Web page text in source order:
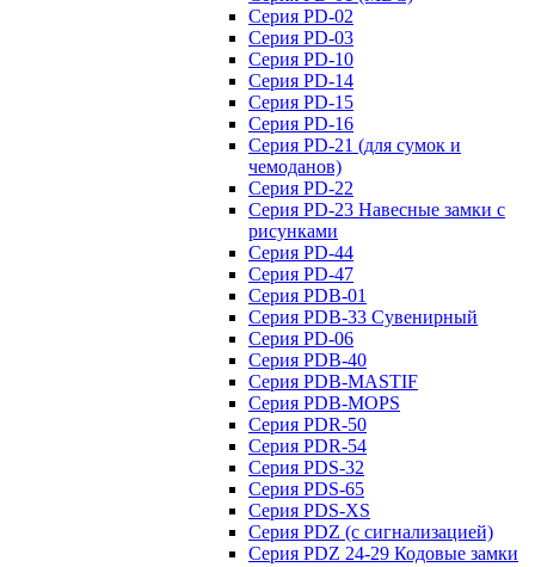
Серия PD-02
Серия PD-03
Серия PD-10
Серия PD-14
Серия PD-15
Серия PD-16
Серия PD-21 (для сумок и
чемоданов)
Серия PD-22
Серия PD-23 Навесные замки с
рисунками
Серия PD-44
Серия PD-47
Серия PDB-01
Серия PDB-33 Сувенирный
Серия PD-06
Серия PDB-40
Серия PDB-MASTIF
Серия PDB-MOPS
Серия PDR-50
Серия PDR-54
Серия PDS-32
Серия PDS-65
Серия PDS-XS
Серия PDZ (с сигнализацией)
Серия PDZ 24-29 Кодовые замки